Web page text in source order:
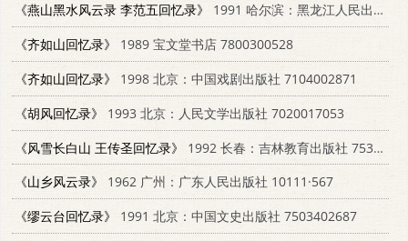
《燕山黑水风云录 李范五回忆录》
1991 哈尔滨：黑龙江人民出版社 7207017774
《齐如山回忆录》
1989 宝文堂书店 7800300528
《齐如山回忆录》
1998 北京：中国戏剧出版社 7104002871
《胡风回忆录》
1993 北京：人民文学出版社 7020017053
《风雪长白山 王传圣回忆录》
1992 长春：吉林教育出版社 7538315268
《山乡风云录》
1962 广州：广东人民出版社 10111·567
《缪云台回忆录》
1991 北京：中国文史出版社 7503402687